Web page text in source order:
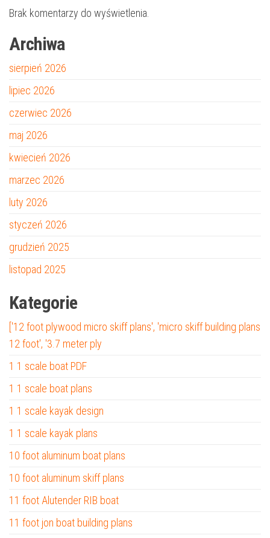
Brak komentarzy do wyświetlenia.
Archiwa
sierpień 2026
lipiec 2026
czerwiec 2026
maj 2026
kwiecień 2026
marzec 2026
luty 2026
styczeń 2026
grudzień 2025
listopad 2025
Kategorie
['12 foot plywood micro skiff plans', 'micro skiff building plans
12 foot', '3.7 meter ply
1 1 scale boat PDF
1 1 scale boat plans
1 1 scale kayak design
1 1 scale kayak plans
10 foot aluminum boat plans
10 foot aluminum skiff plans
11 foot Alutender RIB boat
11 foot jon boat building plans